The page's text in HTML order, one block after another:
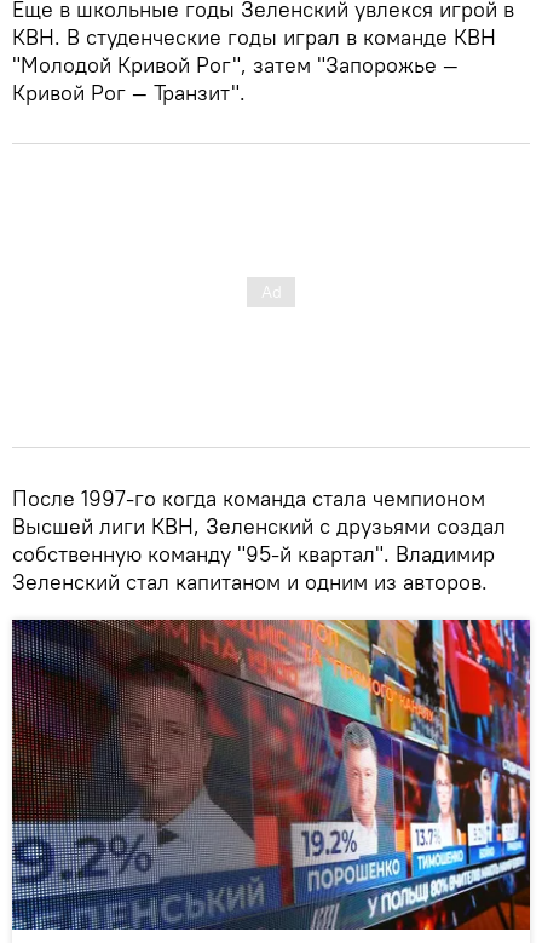
Еще в школьные годы Зеленский увлекся игрой в
КВН. В студенческие годы играл в команде КВН
"Молодой Кривой Рог", затем "Запорожье —
Кривой Рог — Транзит".
После 1997-го когда команда стала чемпионом
Высшей лиги КВН, Зеленский с друзьями создал
собственную команду "95-й квартал". Владимир
Зеленский стал капитаном и одним из авторов.